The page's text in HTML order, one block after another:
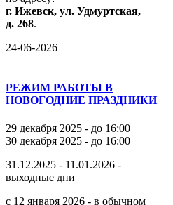
г. Ижевск, ул. Удмуртская,
д. 268.
24-06-2026
РЕЖИМ РАБОТЫ В
НОВОГОДНИЕ ПРАЗДНИКИ
29 декабря 2025 - до 16:00
30 декабря 2025 - до 16:00
31.12.2025 - 11.01.2026 -
выходные дни
с 12 января 2026 - в обычном